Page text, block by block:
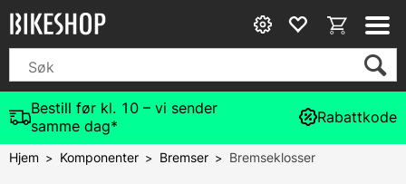
Bestill før kl. 10 – vi sender
samme dag*
Rabattkode
Hjem > Komponenter> Bremser> Bremseklosser